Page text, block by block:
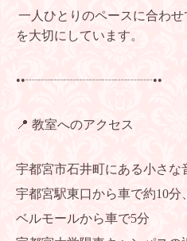
一人ひとりのペースに合わ
を大切にしています。
••┈┈┈┈┈┈┈┈┈┈••
📍 教室へのアクセス
宇都宮市石井町にある小さな
宇都宮駅東口から車で約10分、
ベルモールから車で5分